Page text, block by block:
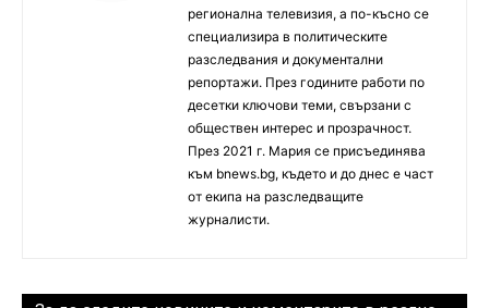
регионална телевизия, а по-късно се
специализира в политическите
разследвания и документални
репортажи. През годините работи по
десетки ключови теми, свързани с
обществен интерес и прозрачност.
През 2021 г. Мария се присъединява
към bnews.bg, където и до днес е част
от екипа на разследващите
журналисти.